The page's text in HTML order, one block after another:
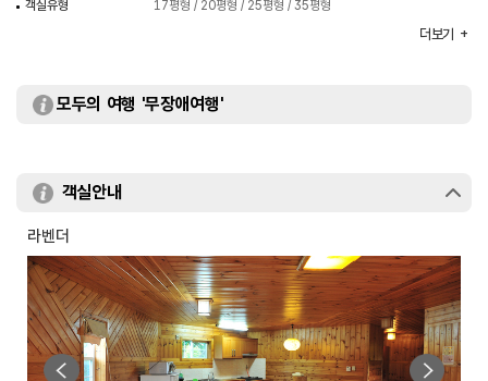
객실유형
17평형 / 20평형 / 25평형 / 35평형
더보기
모두의 여행 '무장애여행'
객실안내
라벤더